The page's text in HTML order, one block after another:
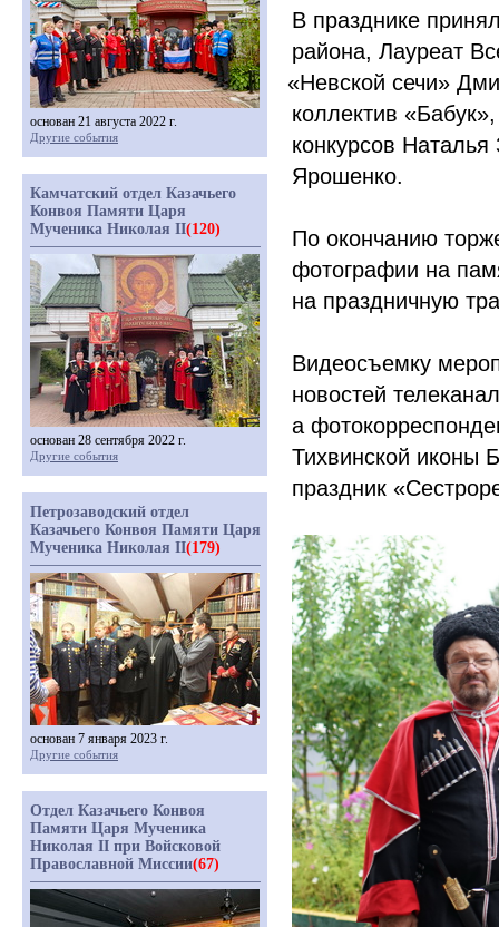
В празднике
района, Лауреат
«Невской сечи»
коллектив «Бабук
конкурсов
Ярошенко.
По окончанию
фотографии на
на праздничную
Видеосъемку
новостей
а
Тихвинской иконы
праздник
основан 21 августа 2022 г.
Другие события
Камчатский отдел Казачьего
Конвоя Памяти Царя
Мученика Николая II(120)
основан 28 сентября 2022 г.
Другие события
Петрозаводский отдел
Казачьего Конвоя Памяти Царя
Мученика Николая II(179)
основан 7 января 2023 г.
Другие события
Отдел Казачьего Конвоя
Памяти Царя Мученика
Николая II при Войсковой
Православной Миссии(67)